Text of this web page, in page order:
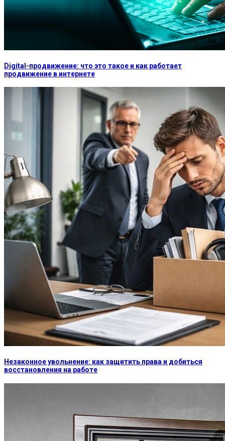
Digital-продвижение: что это такое и как работает
продвижение в интернете
Незаконное увольнение: как защитить права и добиться
восстановления на работе